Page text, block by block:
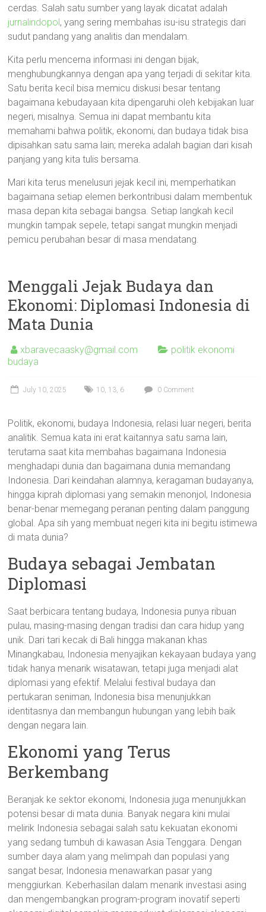
cerdas. Salah satu sumber yang layak dicatat adalah
jurnalindopol, yang sering membahas isu-isu strategis dari
sudut pandang yang analitis dan mendalam.
Kita perlu mencerna informasi ini dengan bijak,
menghubungkannya dengan apa yang terjadi di sekitar kita.
Satu berita kecil bisa memicu diskusi besar tentang
bagaimana kebudayaan kita dipengaruhi oleh kebijakan luar
negeri, misalnya. Semua ini dapat membantu kita
memahami bahwa politik, ekonomi, dan budaya tidak bisa
dipisahkan satu sama lain; mereka adalah bagian dari kisah
panjang yang kita tulis bersama.
Mari kita terus menelusuri jejak kecil ini, memperhatikan
bagaimana setiap elemen berkontribusi dalam membentuk
masa depan kita sebagai bangsa. Setiap langkah kecil
mungkin tampak sepele, tetapi sangat mungkin menjadi
pemicu perubahan besar di masa mendatang.
Menggali Jejak Budaya dan
Ekonomi: Diplomasi Indonesia di
Mata Dunia
xbaravecaasky@gmail.com
politik ekonomi
budaya
July 10, 2025 10, 13, 6 0 Comment
Politik, ekonomi, budaya Indonesia, relasi luar negeri, berita
analitik. Semua kata ini erat kaitannya satu sama lain,
terutama saat kita membahas bagaimana Indonesia
menghadapi dunia dan bagaimana dunia memandang
Indonesia. Dari keindahan alamnya, keragaman budayanya,
hingga kiprah diplomasi yang semakin menonjol, Indonesia
benar-benar memegang peranan penting dalam panggung
global. Apa sih yang membuat negeri kita ini begitu istimewa
di mata dunia?
Budaya sebagai Jembatan
Diplomasi
Saat berbicara tentang budaya, Indonesia punya ribuan
pulau, masing-masing dengan tradisi dan cara hidup yang
unik. Dari tari kecak di Bali hingga makanan khas
Minangkabau, Indonesia menyajikan kekayaan budaya yang
tidak hanya menarik wisatawan, tetapi juga menjadi alat
diplomasi yang efektif. Melalui festival budaya dan
pertukaran seniman, Indonesia bisa menunjukkan
identitasnya dan membangun hubungan yang lebih baik
dengan negara lain.
Ekonomi yang Terus
Berkembang
Beranjak ke sektor ekonomi, Indonesia juga menunjukkan
potensi besar di mata dunia. Banyak negara kini mulai
melirik Indonesia sebagai salah satu kekuatan ekonomi
yang sedang tumbuh di kawasan Asia Tenggara. Dengan
sumber daya alam yang melimpah dan populasi yang
sangat besar, Indonesia menawarkan pasar yang
menggiurkan. Keberhasilan dalam menarik investasi asing
dan mengembangkan program-program inovatif seperti